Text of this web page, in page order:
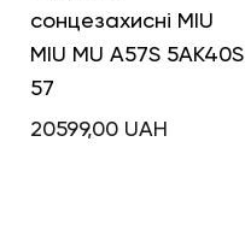
сонцезахисні MIU
MIU MU A57S 5AK40S
57
20599,00 UAH